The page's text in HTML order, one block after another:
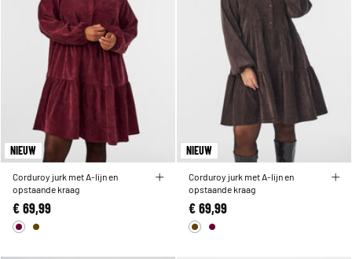
NIEUW
Corduroy jurk met A-lijn en
opstaande kraag
€ 69,99
NIEUW
Corduroy jurk met A-lijn en
opstaande kraag
€ 69,99